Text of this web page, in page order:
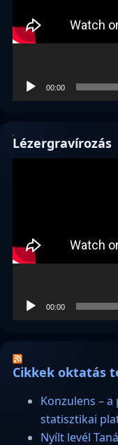
00:00
Lézergravírozás
00:00
Cikkek oktatás
Konzulens –
statisztikai
Nyílt levél